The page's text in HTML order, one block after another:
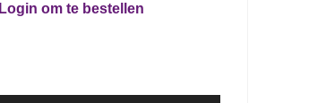
Login om te bestellen